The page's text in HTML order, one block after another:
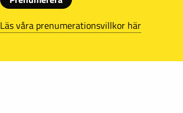
Läs våra prenumerationsvillkor här